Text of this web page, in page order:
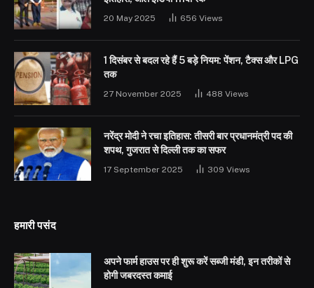
20 May 2025 656 Views
1 दिसंबर से बदल रहे हैं 5 बड़े नियम: पेंशन, टैक्स और LPG
तक
27 November 2025 488 Views
नरेंद्र मोदी ने रचा इतिहास: तीसरी बार प्रधानमंत्री पद की
शपथ, गुजरात से दिल्ली तक का सफर
17 September 2025 309 Views
हमारी पसंद
अपने फार्म हाउस पर ही शुरू करें सब्जी मंडी, इन तरीकों से
होगी जबरदस्त कमाई